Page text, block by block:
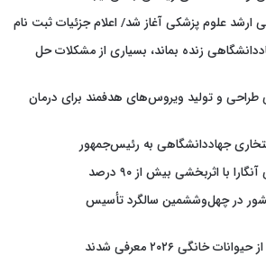
ارشد علوم پزشکی آغاز شد/ اعلام جزئیات ثبت نام
زنده بماند، بسیاری از مشکلات حل
طراحی و تولید ویروس‌های هدفمند برای درمان
جهاددانشگاهی به رئیس‌جمهور
با اثربخشی بیش از ۹۰ درصد
کشور در چهل‌وششمین سالگرد تأسیس
خانگی ۲۰۲۶ معرفی شدند